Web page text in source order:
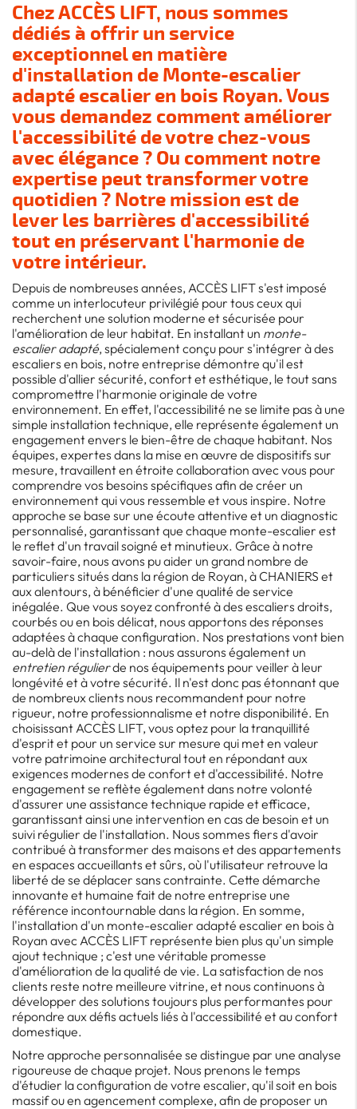
Chez ACCÈS LIFT, nous sommes
dédiés à offrir un service
exceptionnel en matière
d'installation de Monte-escalier
adapté escalier en bois Royan. Vous
vous demandez comment améliorer
l'accessibilité de votre chez-vous
avec élégance ? Ou comment notre
expertise peut transformer votre
quotidien ? Notre mission est de
lever les barrières d'accessibilité
tout en préservant l'harmonie de
votre intérieur.
Depuis de nombreuses années, ACCÈS LIFT s'est imposé
comme un interlocuteur privilégié pour tous ceux qui
recherchent une solution moderne et sécurisée pour
l'amélioration de leur habitat. En installant un monte-
escalier adapté, spécialement conçu pour s'intégrer à des
escaliers en bois, notre entreprise démontre qu'il est
possible d'allier sécurité, confort et esthétique, le tout sans
compromettre l'harmonie originale de votre
environnement. En effet, l'accessibilité ne se limite pas à une
simple installation technique, elle représente également un
engagement envers le bien-être de chaque habitant. Nos
équipes, expertes dans la mise en œuvre de dispositifs sur
mesure, travaillent en étroite collaboration avec vous pour
comprendre vos besoins spécifiques afin de créer un
environnement qui vous ressemble et vous inspire. Notre
approche se base sur une écoute attentive et un diagnostic
personnalisé, garantissant que chaque monte-escalier est
le reflet d'un travail soigné et minutieux. Grâce à notre
savoir-faire, nous avons pu aider un grand nombre de
particuliers situés dans la région de Royan, à CHANIERS et
aux alentours, à bénéficier d'une qualité de service
inégalée. Que vous soyez confronté à des escaliers droits,
courbés ou en bois délicat, nous apportons des réponses
adaptées à chaque configuration. Nos prestations vont bien
au-delà de l'installation : nous assurons également un
entretien régulierde nos équipements pour veiller à leur
longévité et à votre sécurité. Il n'est donc pas étonnant que
de nombreux clients nous recommandent pour notre
rigueur, notre professionnalisme et notre disponibilité. En
choisissant ACCÈS LIFT, vous optez pour la tranquillité
d'esprit et pour un service sur mesure qui met en valeur
votre patrimoine architectural tout en répondant aux
exigences modernes de confort et d'accessibilité. Notre
engagement se reflète également dans notre volonté
d'assurer une assistance technique rapide et efficace,
garantissant ainsi une intervention en cas de besoin et un
suivi régulier de l'installation. Nous sommes fiers d'avoir
contribué à transformer des maisons et des appartements
en espaces accueillants et sûrs, où l'utilisateur retrouve la
liberté de se déplacer sans contrainte. Cette démarche
innovante et humaine fait de notre entreprise une
référence incontournable dans la région. En somme,
l'installation d'un monte-escalier adapté escalier en bois à
Royan avec ACCÈS LIFT représente bien plus qu'un simple
ajout technique ; c'est une véritable promesse
d'amélioration de la qualité de vie. La satisfaction de nos
clients reste notre meilleure vitrine, et nous continuons à
développer des solutions toujours plus performantes pour
répondre aux défis actuels liés à l'accessibilité et au confort
domestique.
Notre approche personnalisée se distingue par une analyse
rigoureuse de chaque projet. Nous prenons le temps
d'étudier la configuration de votre escalier, qu'il soit en bois
massif ou en agencement complexe, afin de proposer un